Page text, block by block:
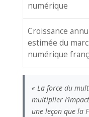
numérique
Croissance
estimée du
numérique
« La force du
multiplier
une leçon que la